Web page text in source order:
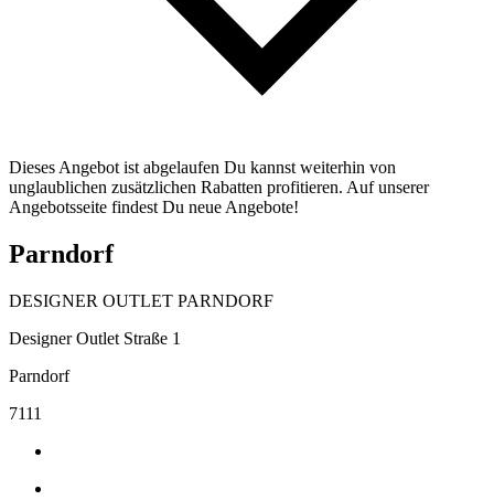
Dieses Angebot ist abgelaufen Du kannst weiterhin von
unglaublichen zusätzlichen Rabatten profitieren. Auf unserer
Angebotsseite findest Du neue Angebote!
Parndorf
DESIGNER OUTLET PARNDORF
Designer Outlet Straße 1
Parndorf
7111